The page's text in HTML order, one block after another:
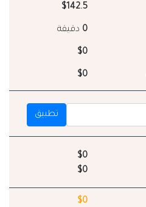
$142.5
0 دقيقة
$0
$0
تطبيق
$0
$0
$0